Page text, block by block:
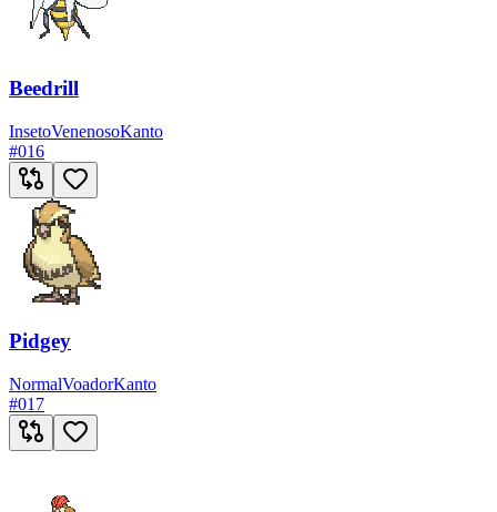
Beedrill
InsetoVenenosoKanto
#016
Pidgey
NormalVoadorKanto
#017